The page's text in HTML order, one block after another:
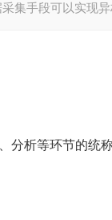
集手段可以实现异
分析等环节的统